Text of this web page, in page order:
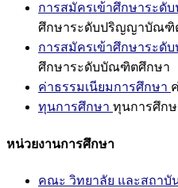
การสมัครเข้าศึกษาระ
ศึกษาระดับปริญญาบัณฑิ
การสมัครเข้าศึกษาระดั
ศึกษาระดับบัณฑิตศึกษา
ค่าธรรมเนียมการศึกษา
ทุนการศึกษา ทุนการศึกษ
หน่วยงานการศึกษา
คณะ วิทยาลัย และสถาบั